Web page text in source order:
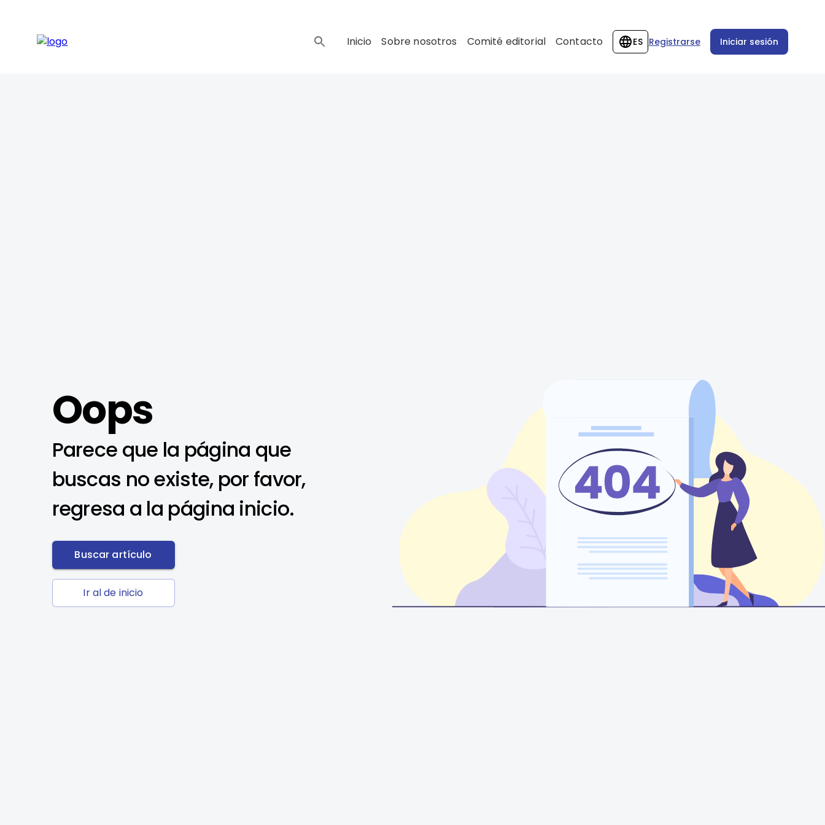
Inicio Sobre nosotros Comité editorial Contacto ES Registrarse Iniciar sesión
Oops
Parece que la página que
buscas no existe, por favor,
regresa a la página inicio.
Buscar artículo
Ir al de inicio